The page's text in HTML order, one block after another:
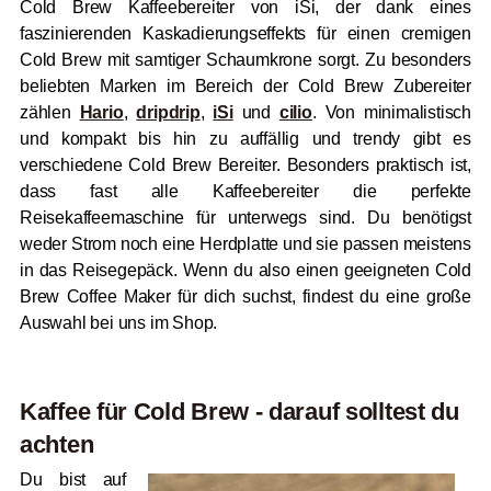
Cold Brew Kaffeebereiter von iSi, der dank eines
faszinierenden Kaskadierungseffekts für einen cremigen
Cold Brew mit samtiger Schaumkrone sorgt. Zu besonders
beliebten Marken im Bereich der Cold Brew Zubereiter
zählen
Hario,dripdrip, iSiund cilio. Von minimalistisch
und kompakt bis hin zu auffällig und trendy gibt es
verschiedene Cold Brew Bereiter. Besonders praktisch ist,
dass fast alle Kaffeebereiter die perfekte
Reisekaffeemaschine für unterwegs sind. Du benötigst
weder Strom noch eine Herdplatte und sie passen meistens
in das Reisegepäck. Wenn du also einen geeigneten Cold
Brew Coffee Maker für dich suchst, findest du eine große
Auswahl bei uns im Shop.
Kaffee für Cold Brew - darauf solltest du
achten
Du bist auf